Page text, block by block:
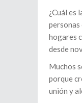
¿Cuál es
personas
hogares
desde
Muchos
porque
unión y